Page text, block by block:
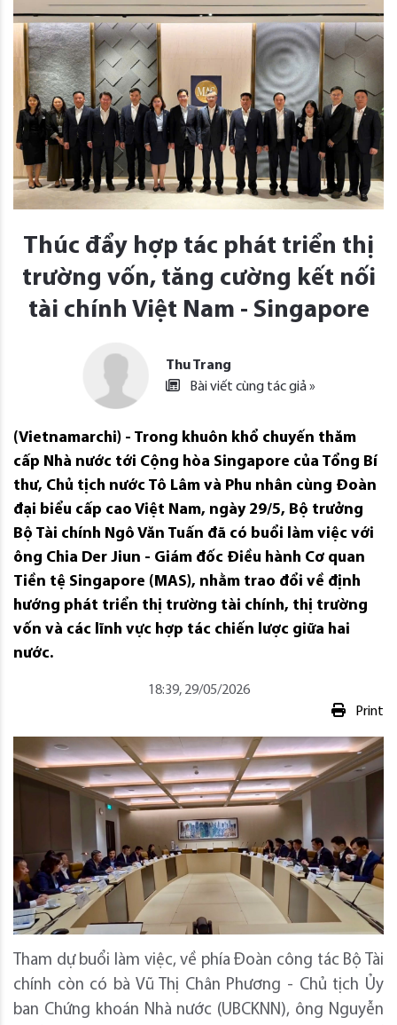
Thúc đẩy hợp tác phát triển thị
trường vốn, tăng cường kết nối
tài chính Việt Nam - Singapore
Thu Trang
Bài viết cùng tác giả »
(Vietnamarchi) - Trong khuôn khổ chuyến thăm
cấp Nhà nước tới Cộng hòa Singapore của Tổng Bí
thư, Chủ tịch nước Tô Lâm và Phu nhân cùng Đoàn
đại biểu cấp cao Việt Nam, ngày 29/5, Bộ trưởng
Bộ Tài chính Ngô Văn Tuấn đã có buổi làm việc với
ông Chia Der Jiun - Giám đốc Điều hành Cơ quan
Tiền tệ Singapore (MAS), nhằm trao đổi về định
hướng phát triển thị trường tài chính, thị trường
vốn và các lĩnh vực hợp tác chiến lược giữa hai
nước.
18:39, 29/05/2026
Print
Tham dự buổi làm việc, về phía Đoàn công tác Bộ Tài
chính còn có bà Vũ Thị Chân Phương - Chủ tịch Ủy
ban Chứng khoán Nhà nước (UBCKNN), ông Nguyễn